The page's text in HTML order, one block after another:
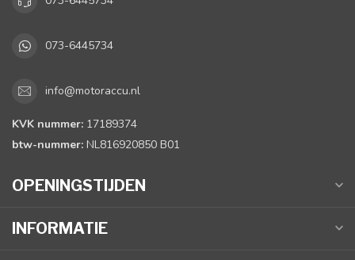
073-6445734
info@motoraccu.nl
KVK nummer: 17189374
btw-nummer: NL816920850 B01
OPENINGSTIJDEN
INFORMATIE